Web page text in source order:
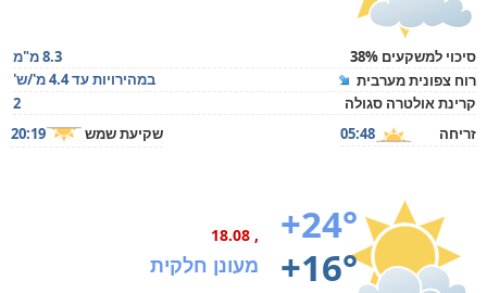
סיכוי למשקעים 38%
8.3 מ"מ
רוח צפונית מערבית
במהירויות עד 4.4 מ'/ש'
קרינת אולטרה סגולה
2
זריחה
05:48 שקיעת שמש 20:19
+24°
+16°
, 18.08
מעונן חלקית